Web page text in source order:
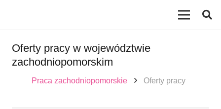
Oferty pracy w województwie
zachodniopomorskim
Praca zachodniopomorskie Oferty pracy